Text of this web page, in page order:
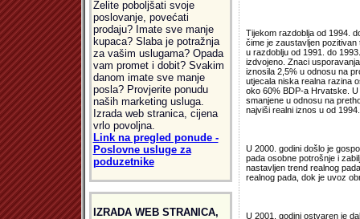
Želite poboljšati svoje
poslovanje, povećati
prodaju? Imate sve manje
kupaca? Slaba je potražnja
za vašim uslugama? Opada
vam promet i dobit? Svakim
danom imate sve manje
posla? Provjerite ponudu
naših marketing usluga.
Izrada web stranica, cijena
vrlo povoljna.
Link na pregled ponude -
Poslovne usluge za
poduzetnike
IZRADA WEB STRANICA,
Tijekom razdoblja od 1994.
čime je zaustavljen
u razdoblju od 1991. do
izdvojeno. Znaci
iznosila 2,5% u odnosu na
utjecala niska realna razina
oko 60% BDP-a Hrvatske.
smanjene u odnosu na
najviši realni iznos u od
U 2000. godini došlo je
pada osobne potrošnje i
nastavljen trend realnog
realnog pada, dok je uvoz
U 2001. godini ostvaren je